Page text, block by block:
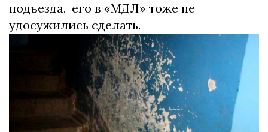
подъезда, его в «МДЛ» тоже не
удосужились сделать.